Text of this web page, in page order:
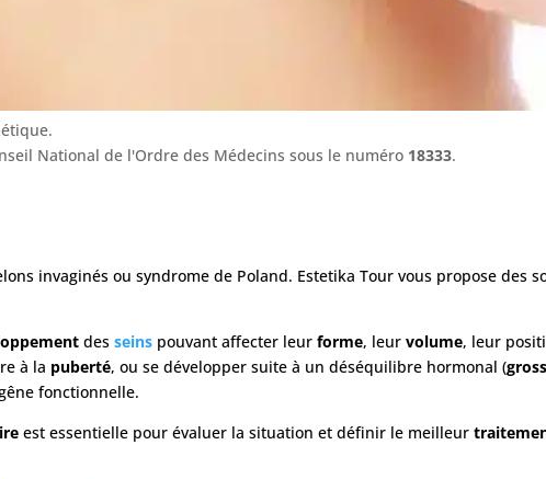
National de l'Ordre des Médecins sous le numéro 18333.
invaginés ou syndrome de Poland. Estetika Tour vous propose des
des seins pouvant affecter leurforme, leurvolume, leur
à la puberté, ou se développer suite à un déséquilibre hormonal (
fonctionnelle.
est essentielle pour évaluer la situation et définir le meilleur